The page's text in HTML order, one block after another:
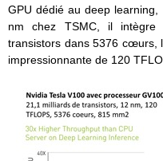
GPU dédié au deep
nm chez TSMC, il
transistors dans 5376 cœurs,
impressionnante de 120